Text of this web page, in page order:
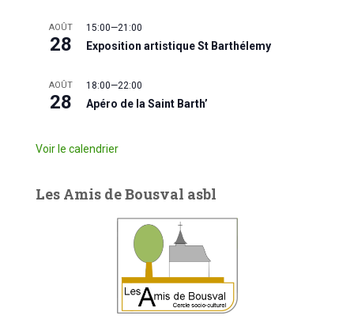
AOÛT
28
15:00—21:00
Exposition artistique St Barthélemy
AOÛT
28
18:00—22:00
Apéro de la Saint Barth’
Voir le calendrier
Les Amis de Bousval asbl